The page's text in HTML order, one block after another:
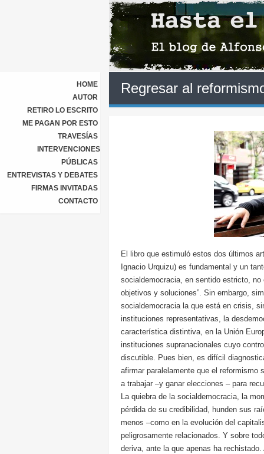
HOME
AUTOR
RETIRO LO ESCRITO
ME PAGAN POR ESTO
TRAVESÍAS
INTERVENCIONES
PÚBLICAS
ENTREVISTAS Y DEBATES
FIRMAS INVITADAS
CONTACTO
Regresar al
El libro que estimuló estos dos últimos
Ignacio Urquizu) es fundamental y un
socialdemocracia, en sentido estricto,
objetivos y soluciones”. Sin embargo,
socialdemocracia la que está en crisis,
instituciones representativas, la
característica distintiva, en la Unión
instituciones supranacionales cuyo
discutible. Pues bien, es difícil
afirmar paralelamente que el reformismo
a trabajar –y ganar elecciones – para
La quiebra de la socialdemocracia, la
pérdida de su credibilidad, hunden sus
menos –como en la evolución del
peligrosamente relacionados. Y sobre
deriva, ante la que apenas ha